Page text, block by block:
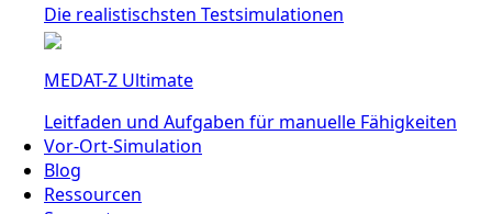
Die realistischsten Testsimulationen
MEDAT-Z Ultimate
Leitfaden und Aufgaben für manuelle Fähigkeiten
Vor-Ort-Simulation
Blog
Ressourcen